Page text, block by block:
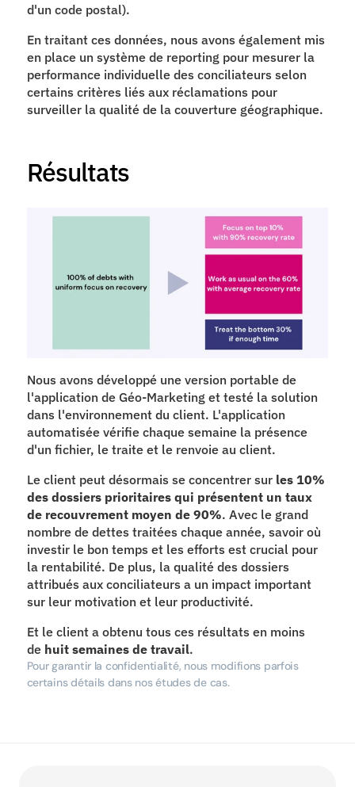
d'un code postal).
En traitant ces données, nous avons également mis
en place un système de reporting pour mesurer la
performance individuelle des conciliateurs selon
certains critères liés aux réclamations pour
surveiller la qualité de la couverture géographique.
Résultats
Nous avons développé une version portable de
l'application de Géo-Marketing et testé la solution
dans l'environnement du client. L'application
automatisée vérifie chaque semaine la présence
d'un fichier, le traite et le renvoie au client.
Le client peut désormais se concentrer sur les 10%
des dossiers prioritaires qui présentent un taux
de recouvrement moyen de 90%. Avec le grand
nombre de dettes traitées chaque année, savoir où
investir le bon temps et les efforts est crucial pour
la rentabilité. De plus, la qualité des dossiers
attribués aux conciliateurs a un impact important
sur leur motivation et leur productivité.
Et le client a obtenu tous ces résultats en moins
de huit semaines de travail.
Pour garantir la confidentialité, nous modifions parfois
certains détails dans nos études de cas.